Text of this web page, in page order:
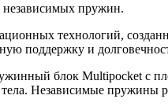
независимых пружин.
технологий,
поддержку и
блок Multipocket с
Независимые